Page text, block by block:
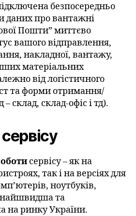
безпосередньо
даних про вантажні
Пошти” миттєво
вашого відправлення,
накладної, вантажу,
матеріальних
від логістичного
та форми отримання/
склад, склад-офіс і тд).
сервісу – як на
так і на версіях для
ноутбуків,
та
на ринку України.